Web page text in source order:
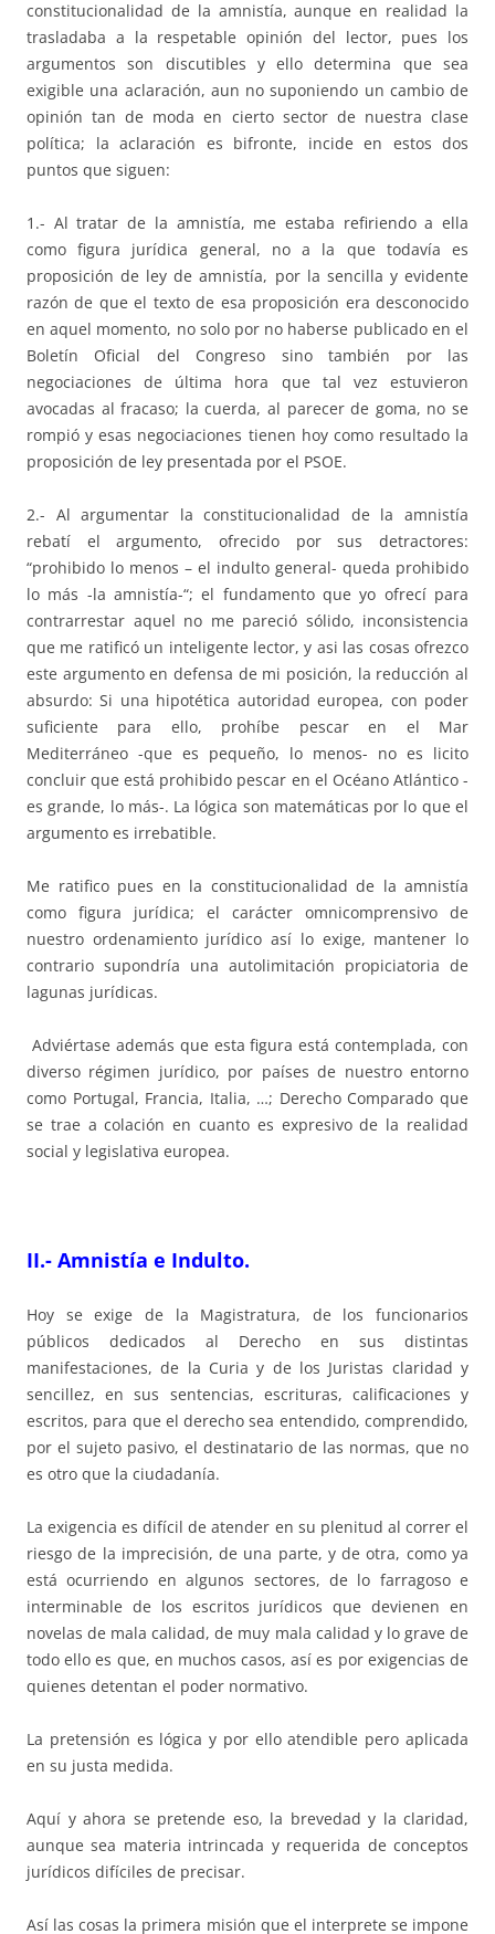
constitucionalidad de la amnistía, aunque en realidad la
trasladaba a la respetable opinión del lector, pues los
argumentos son discutibles y ello determina que sea
exigible una aclaración, aun no suponiendo un cambio de
opinión tan de moda en cierto sector de nuestra clase
política; la aclaración es bifronte, incide en estos dos
puntos que siguen:
1.- Al tratar de la amnistía, me estaba refiriendo a ella
como figura jurídica general, no a la que todavía es
proposición de ley de amnistía, por la sencilla y evidente
razón de que el texto de esa proposición era desconocido
en aquel momento, no solo por no haberse publicado en el
Boletín Oficial del Congreso sino también por las
negociaciones de última hora que tal vez estuvieron
avocadas al fracaso; la cuerda, al parecer de goma, no se
rompió y esas negociaciones tienen hoy como resultado la
proposición de ley presentada por el PSOE.
2.- Al argumentar la constitucionalidad de la amnistía
rebatí el argumento, ofrecido por sus detractores:
“prohibido lo menos – el indulto general- queda prohibido
lo más -la amnistía-“; el fundamento que yo ofrecí para
contrarrestar aquel no me pareció sólido, inconsistencia
que me ratificó un inteligente lector, y asi las cosas ofrezco
este argumento en defensa de mi posición, la reducción al
absurdo: Si una hipotética autoridad europea, con poder
suficiente para ello, prohíbe pescar en el Mar
Mediterráneo -que es pequeño, lo menos- no es licito
concluir que está prohibido pescar en el Océano Atlántico -
es grande, lo más-. La lógica son matemáticas por lo que el
argumento es irrebatible.
Me ratifico pues en la constitucionalidad de la amnistía
como figura jurídica; el carácter omnicomprensivo de
nuestro ordenamiento jurídico así lo exige, mantener lo
contrario supondría una autolimitación propiciatoria de
lagunas jurídicas.
Adviértase además que esta figura está contemplada, con
diverso régimen jurídico, por países de nuestro entorno
como Portugal, Francia, Italia, …; Derecho Comparado que
se trae a colación en cuanto es expresivo de la realidad
social y legislativa europea.
II.- Amnistía e Indulto.
Hoy se exige de la Magistratura, de los funcionarios
públicos dedicados al Derecho en sus distintas
manifestaciones, de la Curia y de los Juristas claridad y
sencillez, en sus sentencias, escrituras, calificaciones y
escritos, para que el derecho sea entendido, comprendido,
por el sujeto pasivo, el destinatario de las normas, que no
es otro que la ciudadanía.
La exigencia es difícil de atender en su plenitud al correr el
riesgo de la imprecisión, de una parte, y de otra, como ya
está ocurriendo en algunos sectores, de lo farragoso e
interminable de los escritos jurídicos que devienen en
novelas de mala calidad, de muy mala calidad y lo grave de
todo ello es que, en muchos casos, así es por exigencias de
quienes detentan el poder normativo.
La pretensión es lógica y por ello atendible pero aplicada
en su justa medida.
Aquí y ahora se pretende eso, la brevedad y la claridad,
aunque sea materia intrincada y requerida de conceptos
jurídicos difíciles de precisar.
Así las cosas la primera misión que el interprete se impone